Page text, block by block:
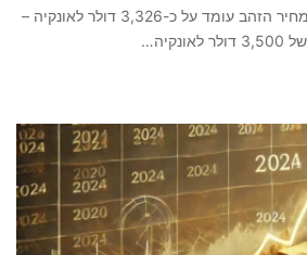
נכון ל-24 באפריל 2025, מחיר הזהב עומד על כ-3,326 דולר לאונקיה –